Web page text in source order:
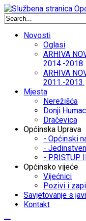
Novosti
Oglasi
ARHIVA
2014.-2018.
ARHIVA
2011.-2013.
Mjesta
Nerežišća
Donji Humac
Dračevica
Općinska Uprava
- Općinski
-
- PRISTUP
Općinsko vijeće
Vijećnici
Pozivi i
Savjetovanje s
Kontakt